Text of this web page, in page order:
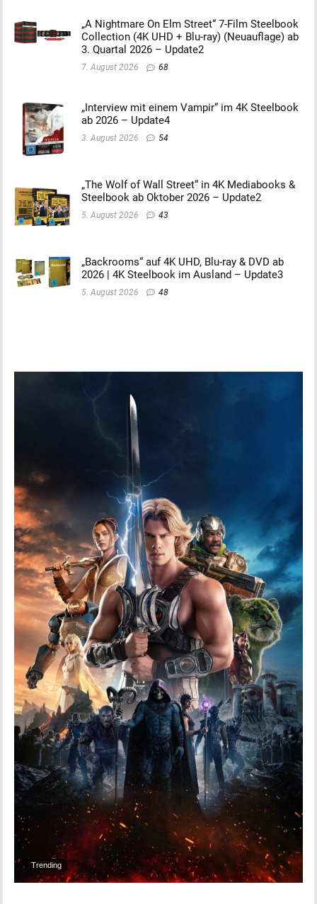
„A Nightmare On Elm Street“ 7-Film Steelbook
Collection (4K UHD + Blu-ray) (Neuauflage) ab
3. Quartal 2026 – Update2
7. August 2026 68
„Interview mit einem Vampir“ im 4K Steelbook
ab 2026 – Update4
3. August 2026 54
„The Wolf of Wall Street“ in 4K Mediabooks &
Steelbook ab Oktober 2026 – Update2
5. August 2026 43
„Backrooms“ auf 4K UHD, Blu-ray & DVD ab
2026 | 4K Steelbook im Ausland – Update3
5. August 2026 48
Trending